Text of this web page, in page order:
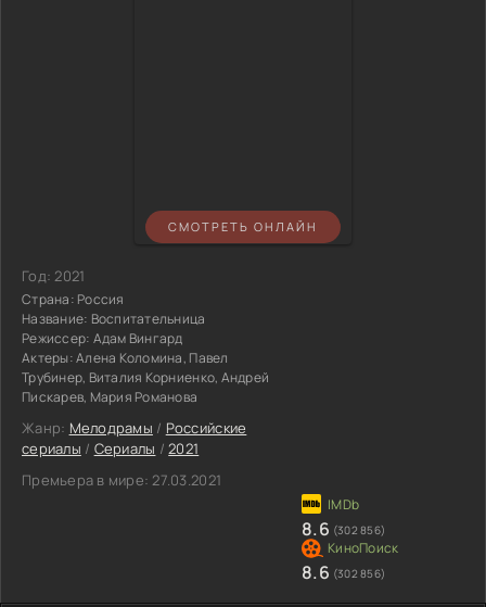
СМОТРЕТЬ ОНЛАЙН
Год:2021
Страна: Россия
Название: Воспитательница
Режиссер: Адам Вингард
Актеры:Алена Коломина, Павел
Трубинер, Виталия Корниенко, Андрей
Пискарев, Мария Романова
Жанр: Мелодрамы / Российские
сериалы / Сериалы /2021
Премьера в мире: 27.03.2021
8.6 (302 856)
8.6 (302 856)